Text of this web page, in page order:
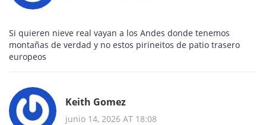
Si quieren nieve real vayan a los Andes donde tenemos
montañas de verdad y no estos pirineitos de patio trasero
europeos
Keith Gomez
junio 14, 2026 AT 18:08